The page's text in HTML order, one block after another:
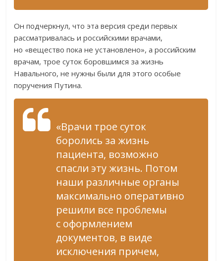
Он подчеркнул, что эта версия среди первых
рассматривалась и российскими врачами,
но «вещество пока не установлено», а российским
врачам, трое суток боровшимся за жизнь
Навального, не нужны были для этого особые
поручения Путина.
«Врачи трое суток
боролись за жизнь
пациента, возможно
спасли эту жизнь. Потом
наши различные органы
максимально оперативно
решили все проблемы
с оформлением
документов, в виде
исключения причем,